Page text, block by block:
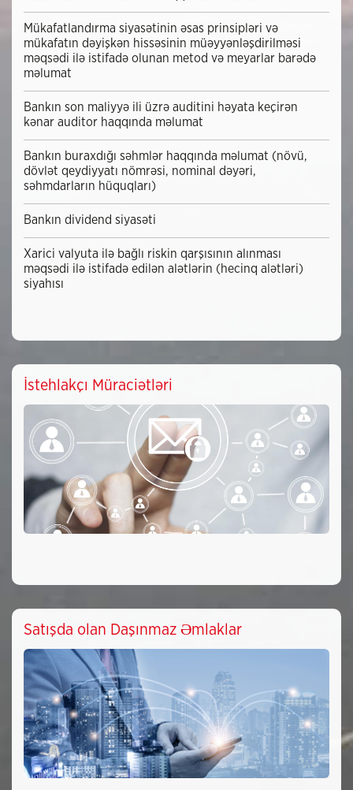
Mükafatlandırma siyasətinin əsas prinsipləri və
mükafatın dəyişkən hissəsinin müəyyənləşdirilməsi
məqsədi ilə istifadə olunan metod və meyarlar barədə
məlumat
Bankın son maliyyə ili üzrə auditini həyata keçirən
kənar auditor haqqında məlumat
Bankın buraxdığı səhmlər haqqında məlumat (növü,
dövlət qeydiyyatı nömrəsi, nominal dəyəri,
səhmdarların hüquqları)
Bankın dividend siyasəti
Xarici valyuta ilə bağlı riskin qarşısının alınması
məqsədi ilə istifadə edilən alətlərin (hecinq alətləri)
siyahısı
İstehlakçı Müraciətləri
Satışda olan Daşınmaz Əmlaklar